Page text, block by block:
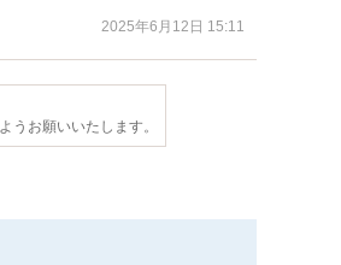
2025年6月12日 15:11
うお願いいたします。